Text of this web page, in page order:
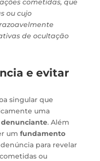
cometidas, que
ou cujo
de ocultação
e evitar
singular que
uma
denunciante. Além
um fundamento
para revelar
ou